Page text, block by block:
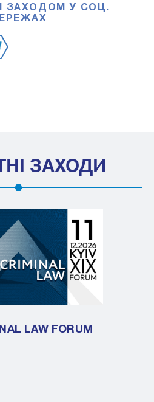
ЗАХОДОМ У СОЦ.
ЗАХОДИ
LAW FORUM